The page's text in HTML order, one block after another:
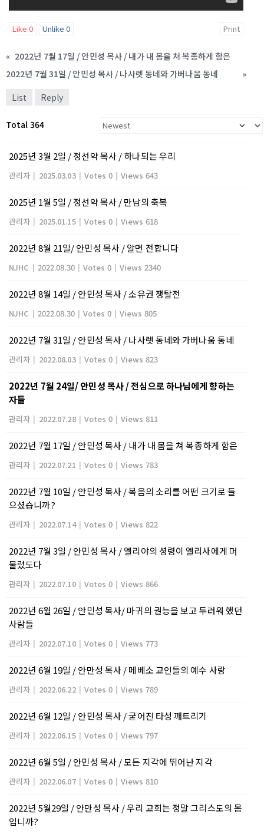
Like 0 Unlike0 Print
« 2022년 7월 17일 / 안민성 목사 / 내가 내 몸을 쳐 복종하게 함은
2022년 7월 31일 / 안민성 목사 / 나사렛 동네와 가버나움 동네
»
List
Reply
Total 364
2025년 3월 2일 / 정선약 목사 / 하나되는 우리
관리자 | 2025.03.03 | Votes 0 | Views 643
2025년 1월 5일 / 정선약 목사 / 만남의 축복
관리자 | 2025.01.15 | Votes 0 | Views 618
2022년 8월 21일/ 안민성 목사 / 알면 전합니다
NJHC | 2022.08.30 | Votes 0 | Views 2340
2022년 8월 14일 / 안민성 목사 / 소유권 쟁탈전
NJHC | 2022.08.30 | Votes 0 | Views 805
2022년 7월 31일 / 안민성 목사 / 나사렛 동네와 가버나움 동네
관리자 | 2022.08.03 | Votes 0 | Views 823
2022년 7월 24일/ 안민성 목사 / 전심으로 하나님에게 향하는
자들
관리자 | 2022.07.28 | Votes 0 | Views 811
2022년 7월 17일 / 안민성 목사 / 내가 내 몸을 쳐 복종하게 함은
관리자 | 2022.07.21 | Votes 0 | Views 783
2022년 7월 10일 / 안민성 목사 / 복음의 소리를 어떤 크기로 들
으셨습니까?
관리자 | 2022.07.14 | Votes 0 | Views 822
2022년 7월 3일 / 안민성 목사 / 엘리야의 셩령이 엘리사에게 머
물렀도다
관리자 | 2022.07.10 | Votes 0 | Views 866
2022년 6월 26일 / 안민성 목사/ 마귀의 권능을 보고 두려워 했던
사람들
관리자 | 2022.07.10 | Votes 0 | Views 773
2022년 6월 19일 / 안만성 목사 / 메베소 교인들의 예수 사랑
관리자 | 2022.06.22 | Votes 0 | Views 789
2022년 6월 12일 / 안민성 목사 / 굳어진 타성 깨트리기
관리자 | 2022.06.15 | Votes 0 | Views 797
2022년 6월 5일 / 안민성 목사 / 모든 지각에 뛰어난 지각
관리자 | 2022.06.07 | Votes 0 | Views 810
2022년 5월29일 / 안만성 목사 / 우리 교회는 정말 그리스도의 몸
입니까?